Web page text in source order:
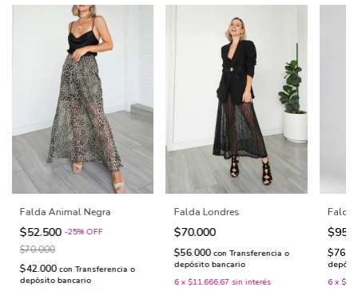
Falda Animal Negra
$52.500 -25% OFF
$70.000
$42.000 con Transferencia o
depósito bancario
Falda Londres
$70.000
$56.000 con Transferencia o
depósito bancario
6 x $11.666,67 sin interés
Falda
6 x